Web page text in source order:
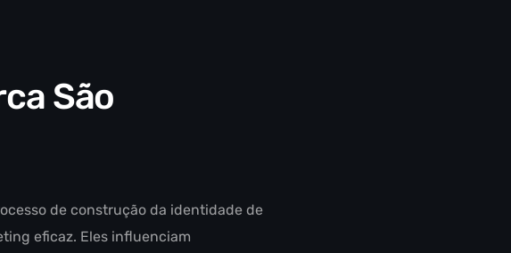
São
de construção da identidade de
eficaz. Eles influenciam